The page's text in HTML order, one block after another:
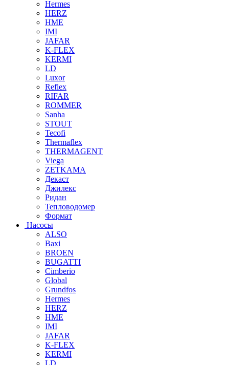
Hermes
HERZ
HME
IMI
JAFAR
K-FLEX
KERMI
LD
Luxor
Reflex
RIFAR
ROMMER
Sanha
STOUT
Tecofi
Thermaflex
THERMAGENT
Viega
ZETKAMA
Декаст
Джилекс
Ридан
Тепловодомер
Формат
Насосы
ALSO
Baxi
BROEN
BUGATTI
Cimberio
Global
Grundfos
Hermes
HERZ
HME
IMI
JAFAR
K-FLEX
KERMI
LD